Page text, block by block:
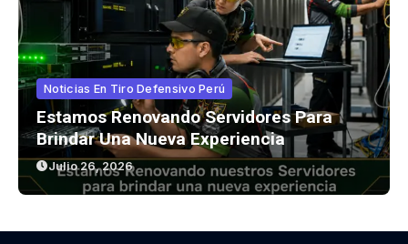
Noticias En Tiro Defensivo Perú
Estamos Renovando Servidores Para
Brindar Una Nueva Experiencia
Julio 26, 2026